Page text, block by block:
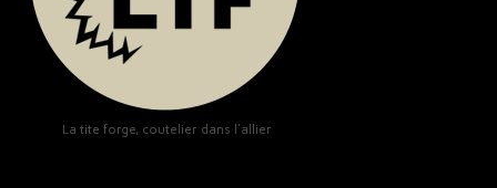
La tite forge, coutelier dans l'allier